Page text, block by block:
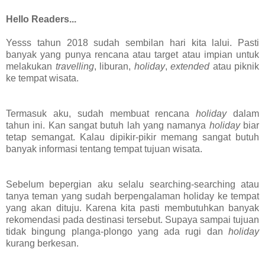
Hello Readers...
Yesss tahun 2018 sudah sembilan hari kita lalui. Pasti
banyak yang punya rencana atau target atau impian untuk
melakukan travelling, liburan, holiday, extended atau piknik
ke tempat wisata.
Termasuk aku, sudah membuat rencanaholidaydalam
tahun ini. Kan sangat butuh lah yang namanya holiday biar
tetap semangat. Kalau dipikir-pikir memang sangat butuh
banyak informasi tentang tempat tujuan wisata.
Sebelum bepergian aku selalu searching-searching atau
tanya teman yang sudah berpengalaman holiday ke tempat
yang akan dituju. Karena kita pasti membutuhkan banyak
rekomendasi pada destinasi tersebut. Supaya sampai tujuan
tidak bingung planga-plongo yang ada rugi dan holiday
kurang berkesan.